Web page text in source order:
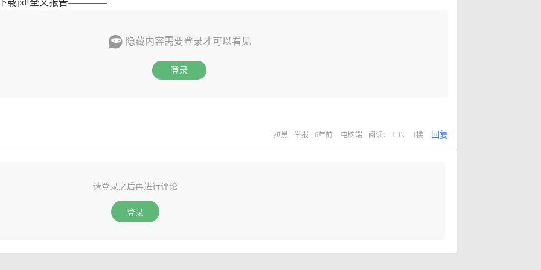
载pdf全文报告————
隐藏内容需要登录才可以看见
登录
拉黑 举报 6年前 电脑端 阅读： 1.1k 1楼 回复
请登录之后再进行评论
登录